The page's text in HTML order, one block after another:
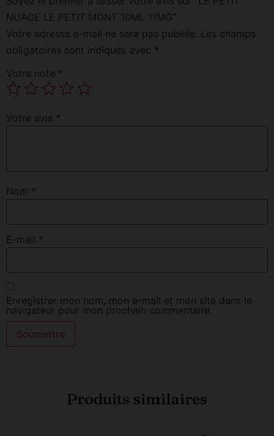
NUAGE LE PETIT MONT 10ML 11MG”
Votre adresse e-mail ne sera pas publiée. Les champs
obligatoires sont indiqués avec *
Votre note *
Votre avis *
Nom *
E-mail *
Enregistrer mon nom, mon e-mail et mon site dans le
navigateur pour mon prochain commentaire.
Produits similaires